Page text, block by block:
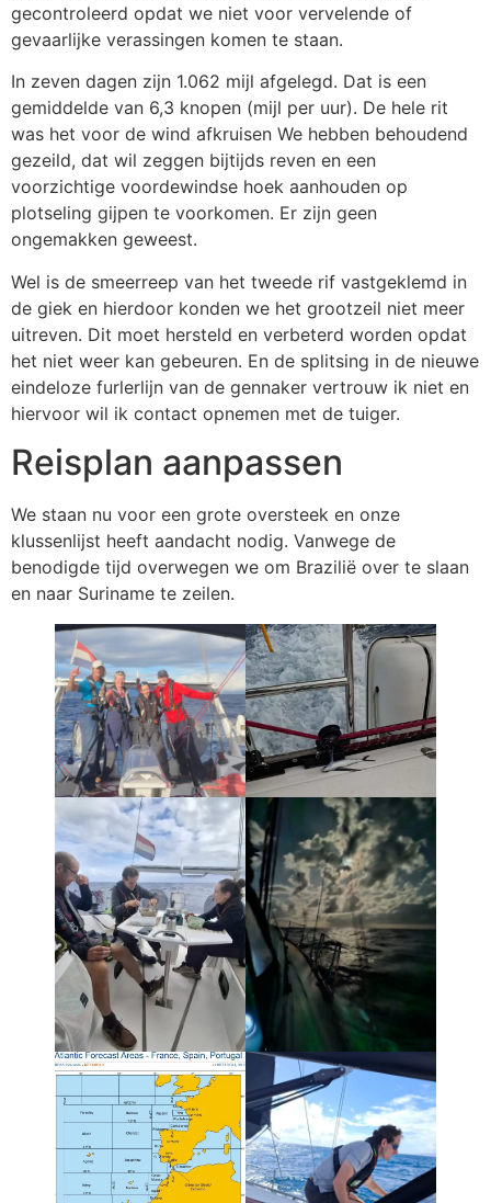
gecontroleerd opdat we niet voor vervelende of
gevaarlijke verassingen komen te staan.
In zeven dagen zijn 1.062 mijl afgelegd. Dat is een
gemiddelde van 6,3 knopen (mijl per uur). De hele rit
was het voor de wind afkruisen We hebben behoudend
gezeild, dat wil zeggen bijtijds reven en een
voorzichtige voordewindse hoek aanhouden op
plotseling gijpen te voorkomen. Er zijn geen
ongemakken geweest.
Wel is de smeerreep van het tweede rif vastgeklemd in
de giek en hierdoor konden we het grootzeil niet meer
uitreven. Dit moet hersteld en verbeterd worden opdat
het niet weer kan gebeuren. En de splitsing in de nieuwe
eindeloze furlerlijn van de gennaker vertrouw ik niet en
hiervoor wil ik contact opnemen met de tuiger.
Reisplan aanpassen
We staan nu voor een grote oversteek en onze
klussenlijst heeft aandacht nodig. Vanwege de
benodigde tijd overwegen we om Brazilië over te slaan
en naar Suriname te zeilen.